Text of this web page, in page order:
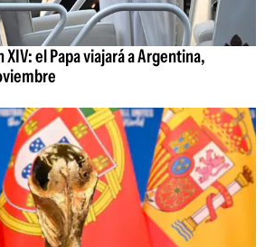
el Papa viajará a Argentina,